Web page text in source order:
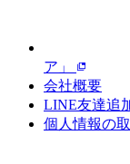
ア」
会社概要
LINE友達追
個人情報の